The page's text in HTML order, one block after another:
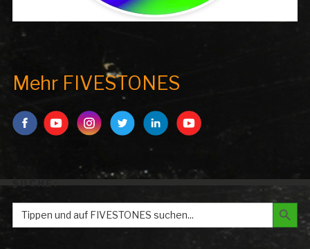
Mehr FIVESTONES
SUCHE:
Search
for:
Search